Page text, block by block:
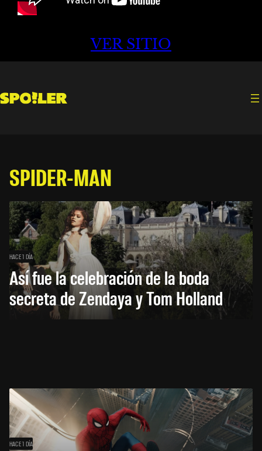
VER SITIO
SPIDER-MAN
HACE 1 DÍA
Así fue la celebración de la boda
secreta de Zendaya y Tom Holland
HACE 1 DÍA